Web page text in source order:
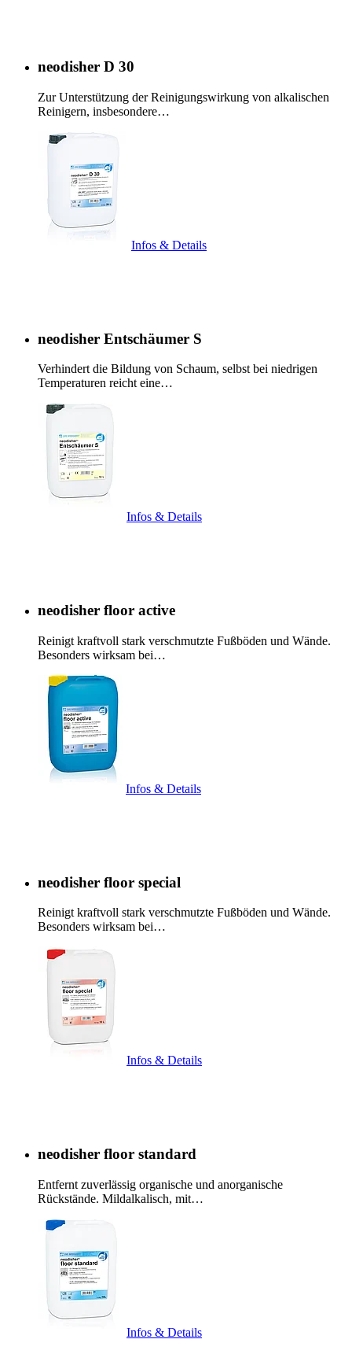
neodisher D 30
Zur Unterstützung der Reinigungswirkung von alkalischen
Reinigern, insbesondere…
Infos & Details
neodisher Entschäumer S
Verhindert die Bildung von Schaum, selbst bei niedrigen
Temperaturen reicht eine…
Infos & Details
neodisher floor active
Reinigt kraftvoll stark verschmutzte Fußböden und Wände.
Besonders wirksam bei…
Infos & Details
neodisher floor special
Reinigt kraftvoll stark verschmutzte Fußböden und Wände.
Besonders wirksam bei…
Infos & Details
neodisher floor standard
Entfernt zuverlässig organische und anorganische
Rückstände. Mildalkalisch, mit…
Infos & Details